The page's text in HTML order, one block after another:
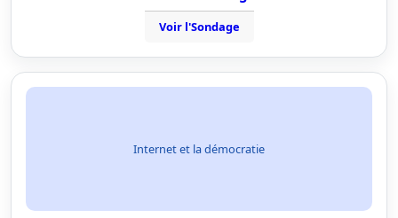
Voir l'Sondage
Internet et la démocratie